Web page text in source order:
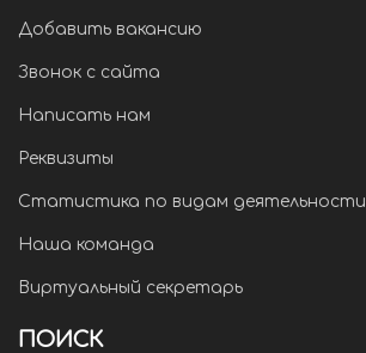
Добавить вакансию
Звонок с сайта
Написать нам
Реквизиты
Статистика по видам деятельности
Наша команда
Виртуальный секретарь
ПОИСК